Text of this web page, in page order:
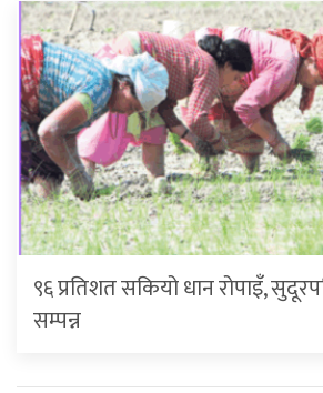
९६ प्रतिशत सकियो धान रोपाइँ,
सम्पन्न